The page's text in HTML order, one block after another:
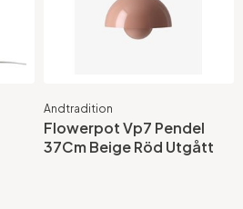
Andtradition
Flowerpot Vp7 Pendel
37Cm Beige Röd Utgått